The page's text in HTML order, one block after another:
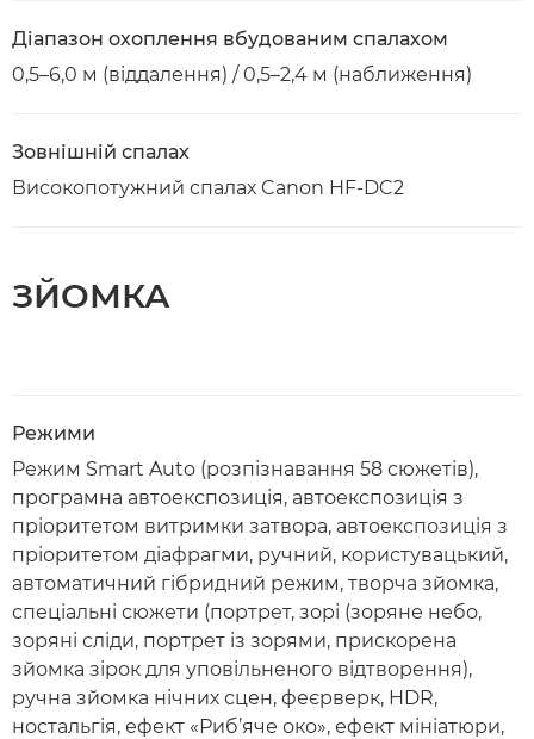
Діапазон охоплення вбудованим спалахом
0,5–6,0 м (віддалення) / 0,5–2,4 м (наближення)
Зовнішній спалах
Високопотужний спалах Canon HF-DC2
ЗЙОМКА
Режими
Режим Smart Auto (розпізнавання 58 сюжетів),
програмна автоекспозиція, автоекспозиція з
пріоритетом витримки затвора, автоекспозиція з
пріоритетом діафрагми, ручний, користувацький,
автоматичний гібридний режим, творча зйомка,
спеціальні сюжети (портрет, зорі (зоряне небо,
зоряні сліди, портрет із зорями, прискорена
зйомка зірок для уповільненого відтворення),
ручна зйомка нічних сцен, феєрверк, HDR,
ностальгія, ефект «Риб’яче око», ефект мініатюри,